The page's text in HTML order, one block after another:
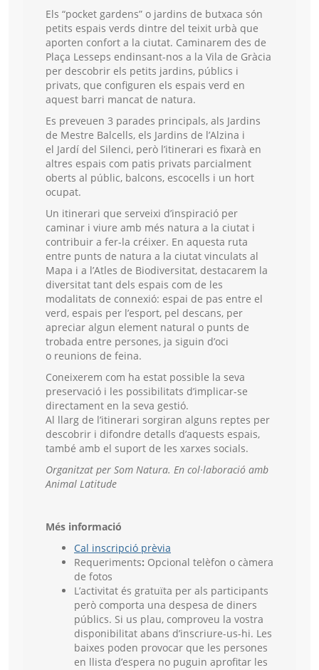
Els “pocket gardens” o jardins de butxaca són
petits espais verds dintre del teixit urbà que
aporten confort a la ciutat. Caminarem des de
Plaça Lesseps endinsant-nos a la Vila de Gràcia
per descobrir els petits jardins, públics i
privats, que configuren els espais verd en
aquest barri mancat de natura.
Es preveuen 3 parades principals, als Jardins
de Mestre Balcells, els Jardins de l’Alzina i
el Jardí del Silenci, però l’itinerari es fixarà en
altres espais com patis privats parcialment
oberts al públic, balcons, escocells i un hort
ocupat.
Un itinerari que serveixi d’inspiració per
caminar i viure amb més natura a la ciutat i
contribuir a fer-la créixer. En aquesta ruta
entre punts de natura a la ciutat vinculats al
Mapa i a l’Atles de Biodiversitat, destacarem la
diversitat tant dels espais com de les
modalitats de connexió: espai de pas entre el
verd, espais per l’esport, pel descans, per
apreciar algun element natural o punts de
trobada entre persones, ja siguin d’oci
o reunions de feina.
Coneixerem com ha estat possible la seva
preservació i les possibilitats d’implicar-se
directament en la seva gestió.
Al llarg de l’itinerari sorgiran alguns reptes per
descobrir i difondre detalls d’aquests espais,
també amb el suport de les xarxes socials.
Organitzat per Som Natura. En col·laboració amb
Animal Latitude
Més informació
Cal inscripció prèvia
Requeriments: Opcional telèfon o càmera
de fotos
L’activitat és gratuïta per als participants
però comporta una despesa de diners
públics. Si us plau, comproveu la vostra
disponibilitat abans d’inscriure-us-hi. Les
baixes poden provocar que les persones
en llista d’espera no puguin aprofitar les